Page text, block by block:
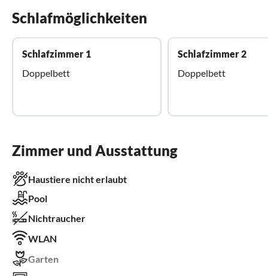
Schlafmöglichkeiten
Schlafzimmer 1
Doppelbett
Schlafzimmer 2
Doppelbett
Zimmer und Ausstattung
Haustiere nicht erlaubt
Pool
Nichtraucher
WLAN
Garten